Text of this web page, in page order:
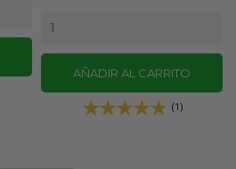
AÑADIR AL CARRITO
(1)